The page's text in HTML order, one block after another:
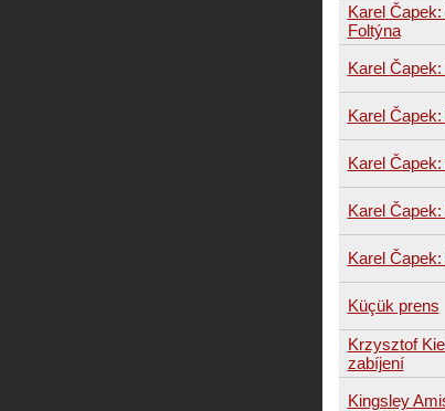
Karel
Foltýna
Karel
Karel
Karel
Karel
Karel
Küçük prens
Krzysztof
zabíjení
Kingsley